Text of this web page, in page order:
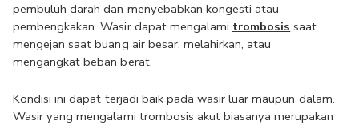
pembuluh darah dan menyebabkan kongesti atau
pembengkakan. Wasir dapat mengalami trombosis saat
mengejan saat buang air besar, melahirkan, atau
mengangkat beban berat.
Kondisi ini dapat terjadi baik pada wasir luar maupun dalam.
Wasir yang mengalami trombosis akut biasanya merupakan